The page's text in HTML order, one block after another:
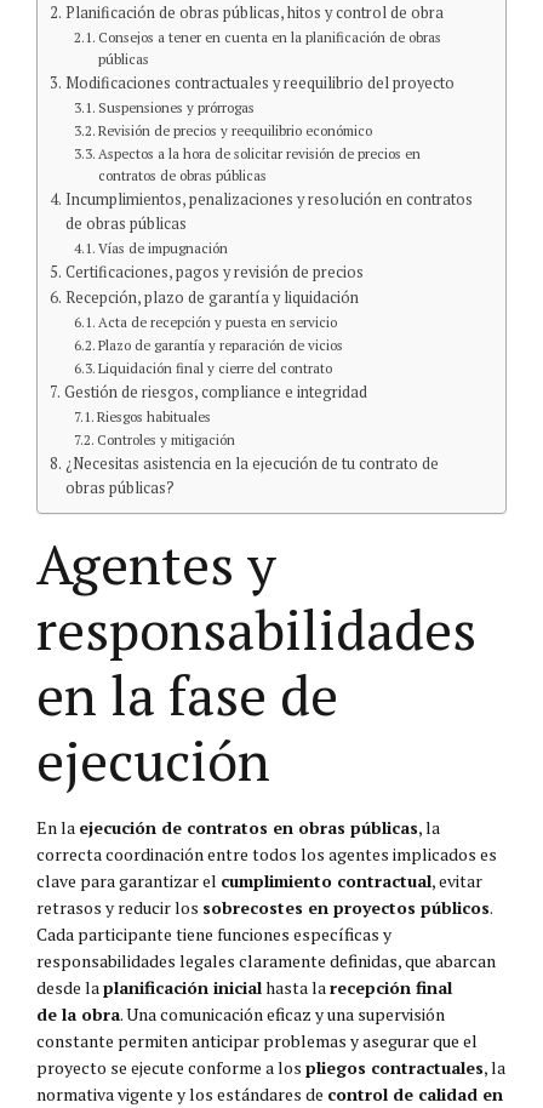
Planificación de obras públicas, hitos y control de obra
Consejos a tener en cuenta en la planificación de obras
públicas
Modificaciones contractuales y reequilibrio del proyecto
Suspensiones y prórrogas
Revisión de precios y reequilibrio económico
Aspectos a la hora de solicitar revisión de precios en
contratos de obras públicas
Incumplimientos, penalizaciones y resolución en contratos
de obras públicas
Vías de impugnación
Certificaciones, pagos y revisión de precios
Recepción, plazo de garantía y liquidación
Acta de recepción y puesta en servicio
Plazo de garantía y reparación de vicios
Liquidación final y cierre del contrato
Gestión de riesgos, compliance e integridad
Riesgos habituales
Controles y mitigación
¿Necesitas asistencia en la ejecución de tu contrato de
obras públicas?
Agentes y
responsabilidades
en la fase de
ejecución
En la ejecución de contratos en obras públicas, la
correcta coordinación entre todos los agentes implicados es
clave para garantizar el cumplimiento contractual, evitar
retrasos y reducir los sobrecostes en proyectos públicos.
Cada participante tiene funciones específicas y
responsabilidades legales claramente definidas, que abarcan
desde laplanificación inicialhasta larecepción final
de la obra. Una comunicación eficaz y una supervisión
constante permiten anticipar problemas y asegurar que el
proyecto se ejecute conforme a los pliegos contractuales, la
normativa vigente y los estándares de control de calidad en